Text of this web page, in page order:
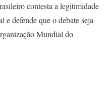
contesta a legitimidade
e defende que o debate seja
Mundial do